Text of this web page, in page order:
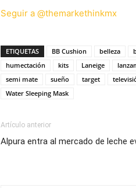
Seguir a @themarkethinkmx
ETIQUETAS BB Cushion belleza
humectación
kits Laneige
semi mate
sueño target
Water Sleeping Mask
Artículo anterior
Alpura entra al mercado de leche